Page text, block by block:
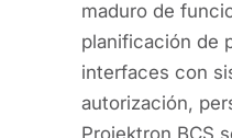
maduro de
planificación de
interfaces con
autorización,
Projektron BCS